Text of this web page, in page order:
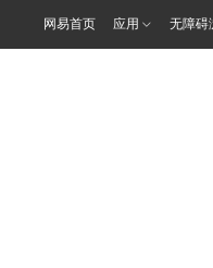
网易首页 应用 无障碍